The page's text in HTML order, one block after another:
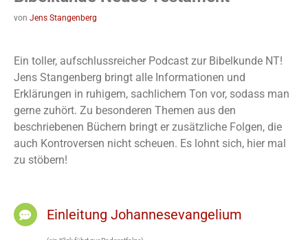
von Jens Stangenberg
Ein toller, aufschlussreicher Podcast zur Bibelkunde NT!
Jens Stangenberg bringt alle Informationen und
Erklärungen in ruhigem, sachlichem Ton vor, sodass man
gerne zuhört. Zu besonderen Themen aus den
beschriebenen Büchern bringt er zusätzliche Folgen, die
auch Kontroversen nicht scheuen. Es lohnt sich, hier mal
zu stöbern!
Einleitung Johannesevangelium